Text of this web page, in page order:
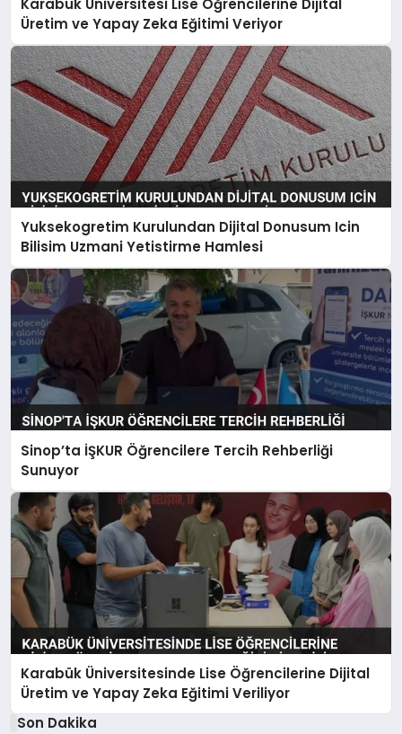
Karabük Üniversitesi Lise Öğrencilerine Dijital
Üretim ve Yapay Zeka Eğitimi Veriyor
Yuksekogretim Kurulundan Dijital Donusum Icin
Bilisim Uzmani Yetistirme Hamlesi
Sinop’ta İŞKUR Öğrencilere Tercih Rehberliği
Sunuyor
Karabük Üniversitesinde Lise Öğrencilerine Dijital
Üretim ve Yapay Zeka Eğitimi Veriliyor
Son Dakika